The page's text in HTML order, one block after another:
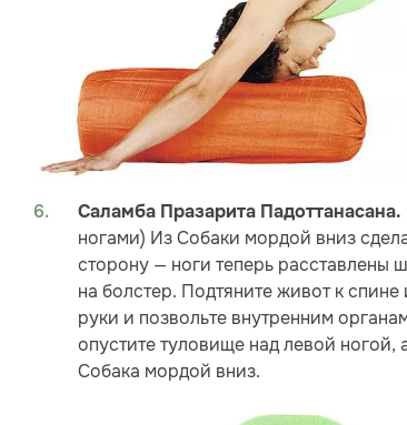
Саламба Празарита Падоттанасана.
ногами) Из Собаки мордой вниз
сторону — ноги теперь расставлены
на болстер. Подтяните живот к
руки и позвольте внутренним
опустите туловище над левой
Собака мордой вниз.